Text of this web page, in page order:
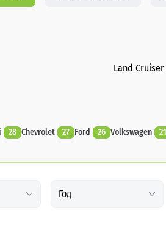
Land
28 Chevrolet 27 Ford 26 Volkswagen 21
Год